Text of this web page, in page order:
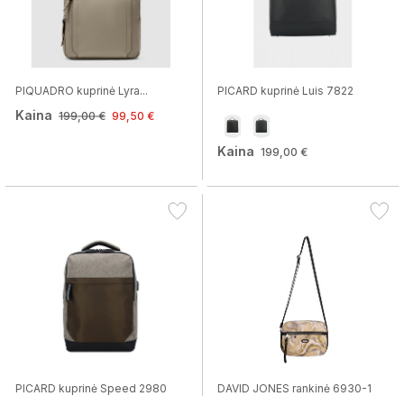
PIQUADRO kuprinė Lyra...
Kaina 199,00 € 99,50 €
PICARD kuprinė Luis 7822
Kaina 199,00 €
PICARD kuprinė Speed 2980 DAVID JONES rankinė 6930-1